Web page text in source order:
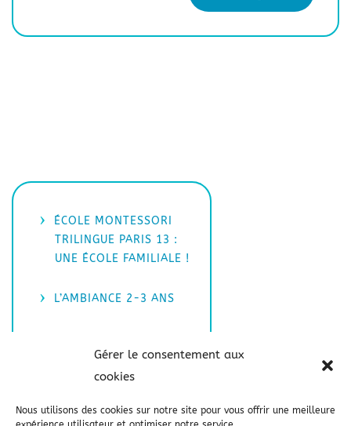
Gérer le consentement aux
cookies
Nous utilisons des cookies sur notre site pour vous offrir une meilleure
ÉCOLE MONTESSORI
TRILINGUE PARIS 13 :
UNE ÉCOLE FAMILIALE !
L’AMBIANCE 2-3 ANS
LA VIE QUOTIDIENNE
L’ÉQUIPE